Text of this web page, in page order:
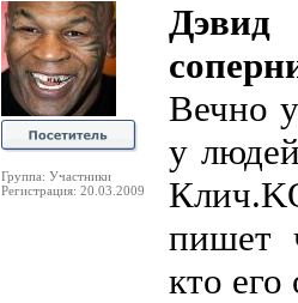
Группа: Участники
Регистрация: 20.03.2009
Вечно
у
пишет
кто